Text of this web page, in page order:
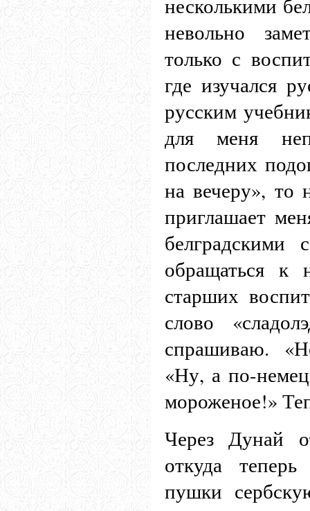
несколькими
невольно
только с
где изучался
русским
для меня
последних
на вечеру», то
приглашает
белградскими
обращаться к
старших
слово
спрашиваю.
«Ну, а по-
мороженое!»
Через Дунай
откуда теперь
пушки